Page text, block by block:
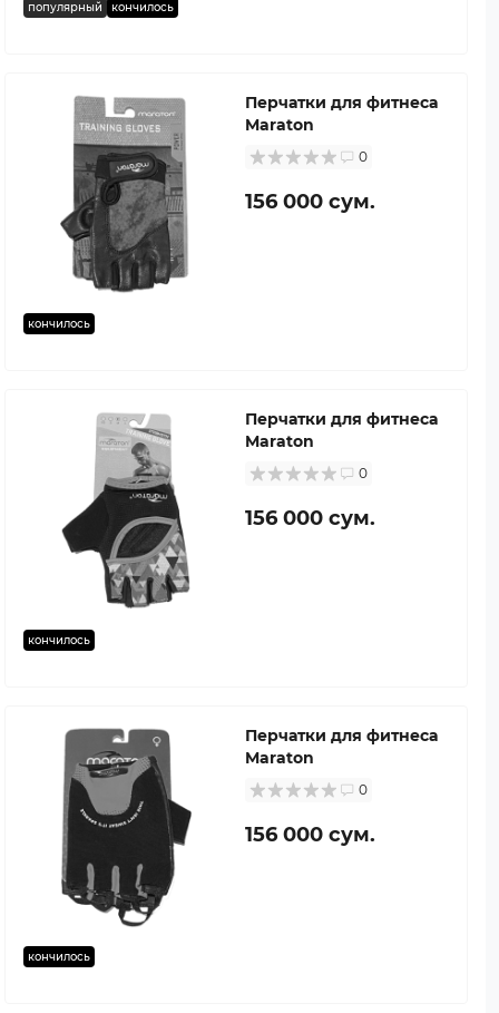
популярный кончилось
кончилось
Перчатки для фитнеса
Maraton
0
156 000 сум.
кончилось
Перчатки для фитнеса
Maraton
0
156 000 сум.
кончилось
Перчатки для фитнеса
Maraton
0
156 000 сум.